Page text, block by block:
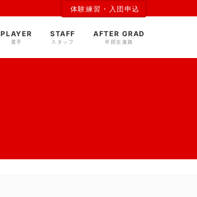
体験練習・入団申込
PLAYER
選手
STAFF
スタッフ
AFTER GRAD
卒団生進路